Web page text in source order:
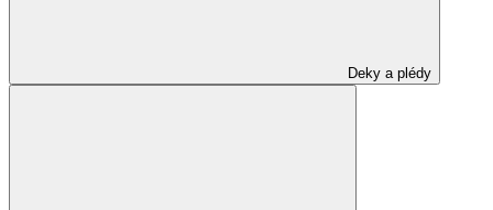
Deky a plédy